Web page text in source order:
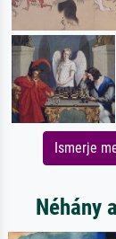
Ismerje
Néhány